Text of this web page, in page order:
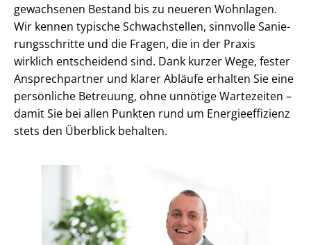
gewachsenen Bestand bis zu neueren Wohnlagen.
Wir kennen typische Schwachstellen, sinnvolle Sa­nie­
rungs­schrit­te und die Fragen, die in der Praxis
wirklich entscheidend sind. Dank kurzer Wege, fester
Ansprechpartner und klarer Abläufe erhalten Sie eine
persönliche Betreuung, ohne unnötige Wartezeiten –
damit Sie bei allen Punkten rund um En­er­gie­ef­fi­zi­enz
stets den Überblick behalten.